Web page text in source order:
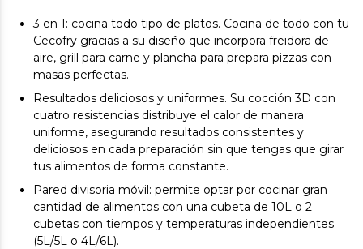
3 en 1: cocina todo tipo de platos. Cocina de todo con tu
Cecofry gracias a su diseño que incorpora freidora de
aire, grill para carne y plancha para prepara pizzas con
masas perfectas.
Resultados deliciosos y uniformes. Su cocción 3D con
cuatro resistencias distribuye el calor de manera
uniforme, asegurando resultados consistentes y
deliciosos en cada preparación sin que tengas que girar
tus alimentos de forma constante.
Pared divisoria móvil: permite optar por cocinar gran
cantidad de alimentos con una cubeta de 10L o 2
cubetas con tiempos y temperaturas independientes
(5L/5L o 4L/6L).